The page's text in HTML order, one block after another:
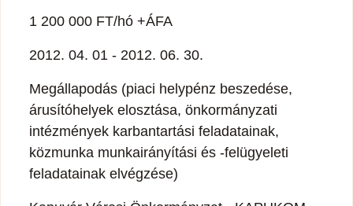
1 200 000 FT/hó +ÁFA
2012. 04. 01 - 2012. 06. 30.
Megállapodás (piaci helypénz beszedése,
árusítóhelyek elosztása, önkormányzati
intézmények karbantartási feladatainak,
közmunka munkairányítási és -felügyeleti
feladatainak elvégzése)